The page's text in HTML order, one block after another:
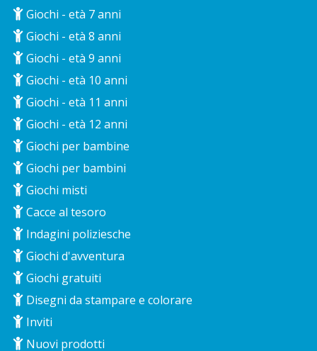
Giochi - età 7 anni
Giochi - età 8 anni
Giochi - età 9 anni
Giochi - età 10 anni
Giochi - età 11 anni
Giochi - età 12 anni
Giochi per bambine
Giochi per bambini
Giochi misti
Cacce al tesoro
Indagini poliziesche
Giochi d'avventura
Giochi gratuiti
Disegni da stampare e colorare
Inviti
Nuovi prodotti